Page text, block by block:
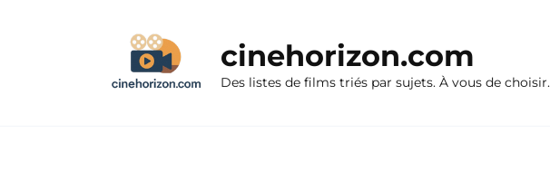
cinehorizon.com
Des listes de films triés par sujets. À vous de choisir.